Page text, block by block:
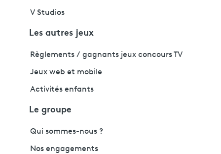
V Studios
Les autres jeux
Règlements / gagnants jeux concours TV
Jeux web et mobile
Activités enfants
Le groupe
Qui sommes-nous ?
Nos engagements